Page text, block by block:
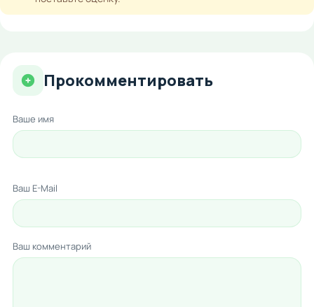
Прокомментировать
Ваше имя
Ваш E-Mail
Ваш комментарий